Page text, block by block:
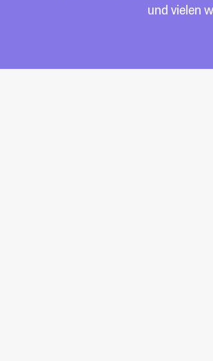
und vielen